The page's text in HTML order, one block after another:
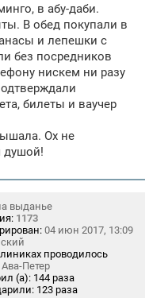
в абу-даби.
В обед покупали в
и лепешки с
без посредников
нискем ни разу
билеты и ваучер
Ох не
душой!
выданье
1173
04 июн 2017, 13:09
проводилось
Ава-Петер
(а): 144 раза
123 раза